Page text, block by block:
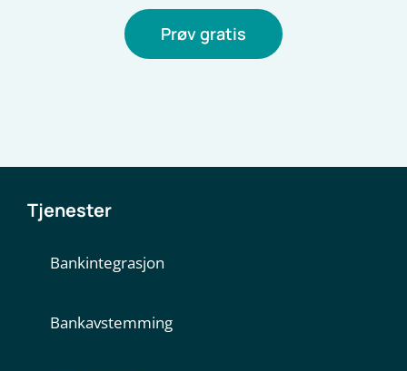
Prøv gratis
Tjenester
Bankintegrasjon
Bankavstemming